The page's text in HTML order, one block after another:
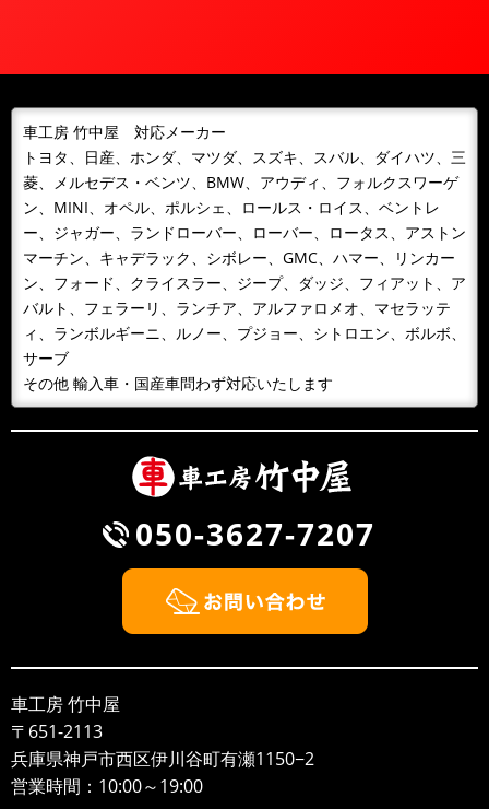
車工房 竹中屋 対応メーカー
トヨタ、日産、ホンダ、マツダ、スズキ、スバル、ダイハツ、三
菱、メルセデス・ベンツ、BMW、アウディ、フォルクスワーゲ
ン、MINI、オペル、ポルシェ、ロールス・ロイス、ベントレ
ー、ジャガー、ランドローバー、ローバー、ロータス、アストン
マーチン、キャデラック、シボレー、GMC、ハマー、リンカー
ン、フォード、クライスラー、ジープ、ダッジ、フィアット、ア
バルト、フェラーリ、ランチア、アルファロメオ、マセラッテ
ィ、ランボルギーニ、ルノー、プジョー、シトロエン、ボルボ、
サーブ
その他 輸入車・国産車問わず対応いたします
050-3627-7207
車工房 竹中屋
〒651-2113
兵庫県神戸市西区伊川谷町有瀬1150−2
営業時間：10:00～19:00